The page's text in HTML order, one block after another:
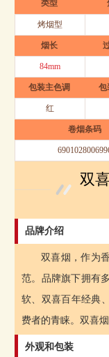
类型
烤烟型
烟长
84mm
包装主色调 包
红
卷烟条码
双
品牌介绍
双喜烟，作为
范。品牌旗下拥有
软、双喜百年经典
费者的青睐。双喜
外观和包装